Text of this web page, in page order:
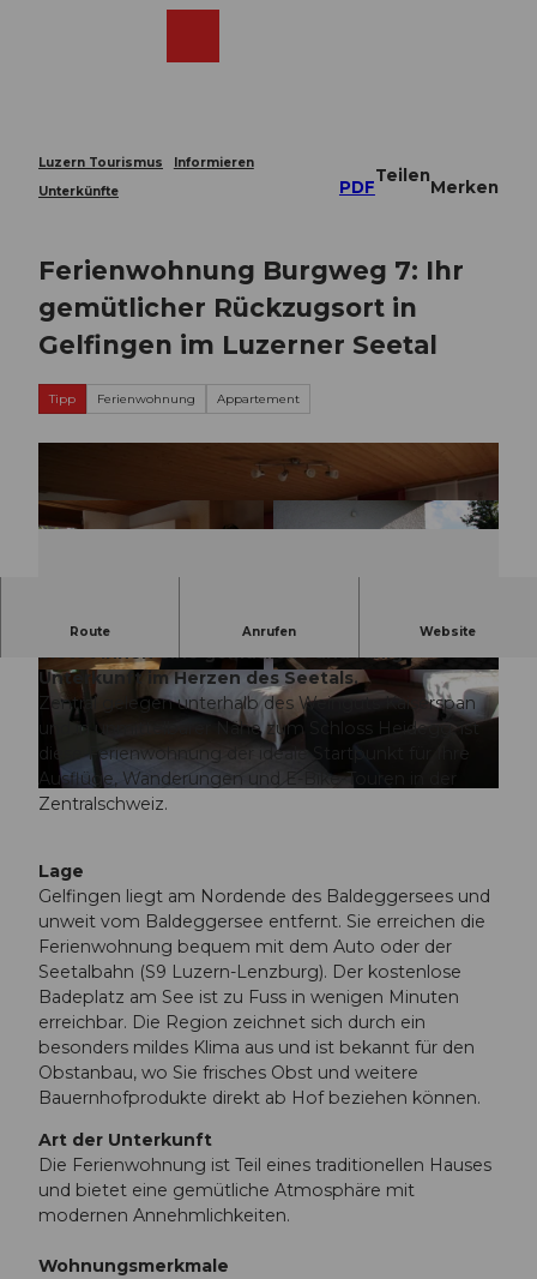
Luzern Tourismus
Informieren
Unterkünfte
PDF
Teilen
Merken
Ferienwohnung Burgweg 7: Ihr
gemütlicher Rückzugsort in
Gelfingen im Luzerner Seetal
Tipp Ferienwohnung Appartement
© Seetal Tourismus, Ferienwohnung Burgweg 7 |
© Seetal Tourismus, Ferienwohnung Burgweg
CC-BY
© Seetal Tourismus, Ferienwohnung Burgweg
7
Route Anrufen Website
Die Ferienwohnung Burgweg 7 in Gelfingen
bietet Ihnen eine gemütliche und ruhige
Unterkunft im Herzen des Seetals.
Zentral gelegen unterhalb des Weinguts Kaiserspan
und in unmittelbarer Nähe zum Schloss Heidegg, ist
diese Ferienwohnung der ideale Startpunkt für Ihre
Ausflüge, Wanderungen und E-Bike-Touren in der
Zentralschweiz.
Lage
Gelfingen liegt am Nordende des Baldeggersees und
unweit vom Baldeggersee entfernt. Sie erreichen die
Ferienwohnung bequem mit dem Auto oder der
Seetalbahn (S9 Luzern-Lenzburg). Der kostenlose
Badeplatz am See ist zu Fuss in wenigen Minuten
erreichbar. Die Region zeichnet sich durch ein
besonders mildes Klima aus und ist bekannt für den
Obstanbau, wo Sie frisches Obst und weitere
Bauernhofprodukte direkt ab Hof beziehen können.
Art der Unterkunft
Die Ferienwohnung ist Teil eines traditionellen Hauses
und bietet eine gemütliche Atmosphäre mit
modernen Annehmlichkeiten.
Wohnungsmerkmale